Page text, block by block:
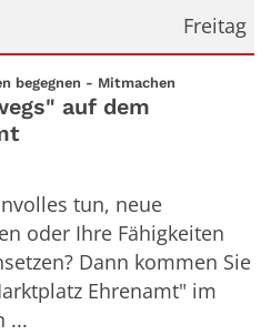
Freitag
begegnen - Mitmachen
auf dem
tun, neue
oder Ihre Fähigkeiten
Dann kommen Sie
Ehrenamt" im
...